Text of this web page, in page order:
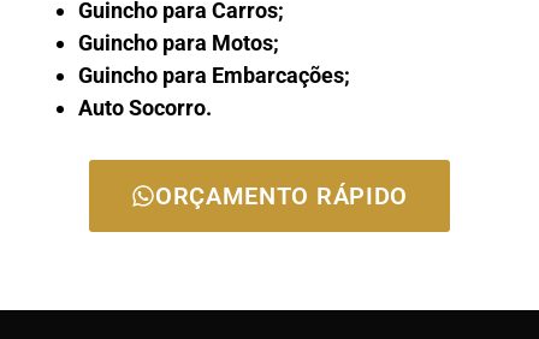
Guincho para Carros;
Guincho para Motos;
Guincho para Embarcações;
Auto Socorro.
ORÇAMENTO RÁPIDO